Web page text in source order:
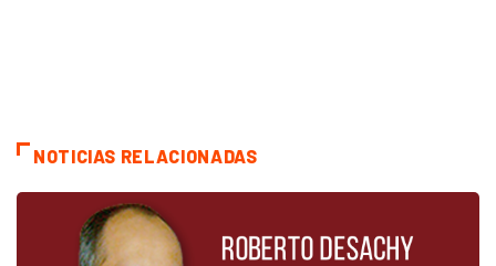
NOTICIAS RELACIONADAS